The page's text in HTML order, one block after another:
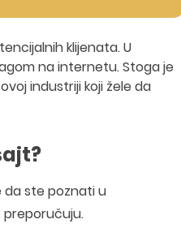
klijenata. U
na internetu. Stoga je
industriji koji žele da
ste poznati u
preporučuju.